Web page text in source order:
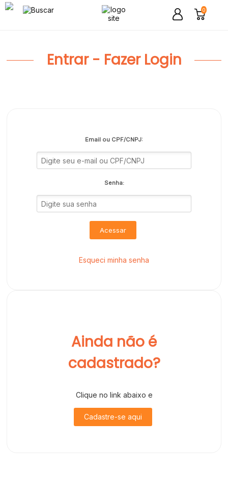
0
Entrar - Fazer Login
Email ou CPF/CNPJ:
Senha:
Acessar
Esqueci minha senha
Ainda não é
cadastrado?
Clique no link abaixo e
Cadastre-se aqui